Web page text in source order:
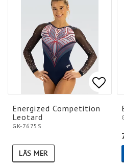
Energized Competition
Leotard
GK-7675S
LÄS MER